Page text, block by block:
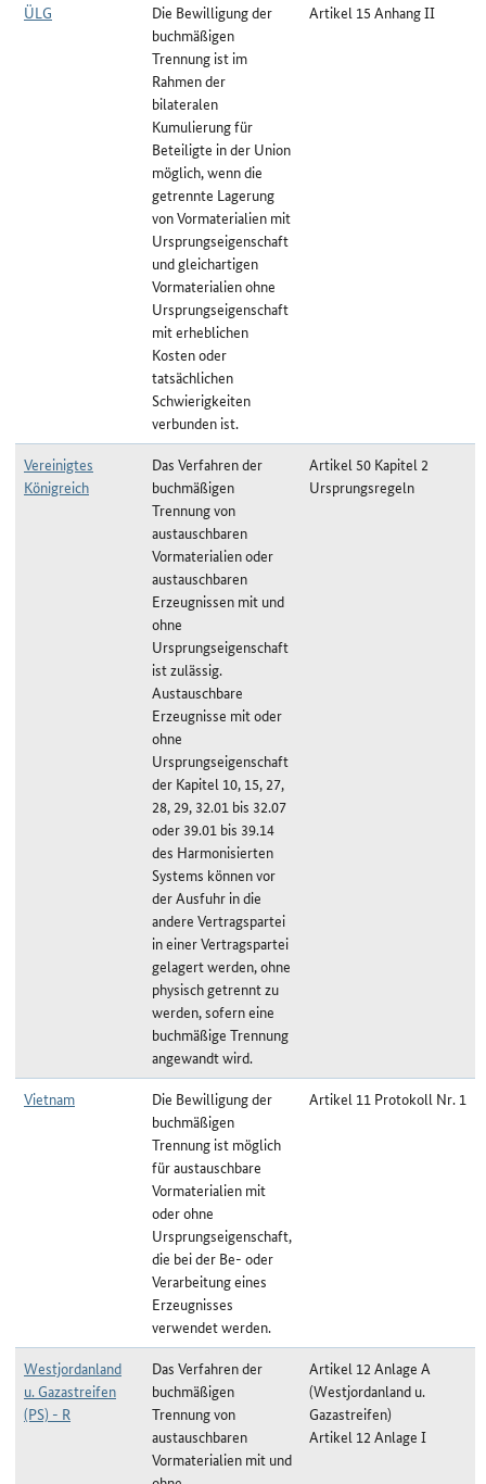
ÜLG
Die Bewilligung der
buchmäßigen
Trennung ist im
Rahmen der
bilateralen
Kumulierung für
Beteiligte in der Union
möglich, wenn die
getrennte Lagerung
von Vormaterialien mit
Ursprungseigenschaft
und gleichartigen
Vormaterialien ohne
Ursprungseigenschaft
mit erheblichen
Kosten oder
tatsächlichen
Schwierigkeiten
verbunden ist.
Artikel 15 Anhang II
Vereinigtes
Königreich
Das Verfahren der
buchmäßigen
Trennung von
austauschbaren
Vormaterialien oder
austauschbaren
Erzeugnissen mit und
ohne
Ursprungseigenschaft
ist zulässig.
Austauschbare
Erzeugnisse mit oder
ohne
Ursprungseigenschaft
der Kapitel 10, 15, 27,
28, 29, 32.01 bis 32.07
oder 39.01 bis 39.14
des Harmonisierten
Systems können vor
der Ausfuhr in die
andere Vertragspartei
in einer Vertragspartei
gelagert werden, ohne
physisch getrennt zu
werden, sofern eine
buchmäßige Trennung
angewandt wird.
Artikel 50 Kapitel 2
Ursprungsregeln
Vietnam
Die Bewilligung der
buchmäßigen
Trennung ist möglich
für austauschbare
Vormaterialien mit
oder ohne
Ursprungseigenschaft,
die bei der Be- oder
Verarbeitung eines
Erzeugnisses
verwendet werden.
Artikel 11 Protokoll Nr. 1
Westjordanland
u. Gazastreifen
(PS) - R
Das Verfahren der
buchmäßigen
Trennung von
austauschbaren
Vormaterialien mit und
Artikel 12 Anlage A
(Westjordanland u.
Gazastreifen)
Artikel 12 Anlage I